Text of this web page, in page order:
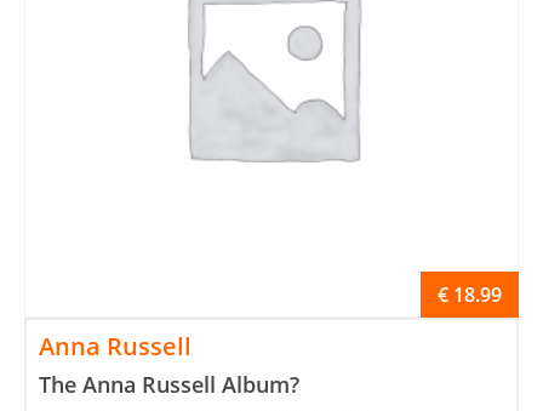
Anna Russell
The Anna Russell Album?
€ 18.99